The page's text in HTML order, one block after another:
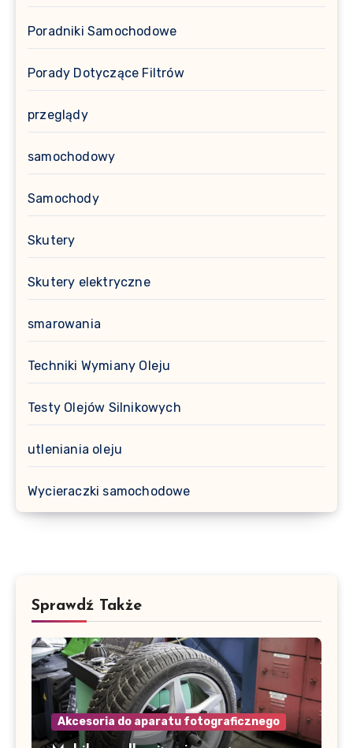
Poradniki Samochodowe
Porady Dotyczące Filtrów
przeglądy
samochodowy
Samochody
Skutery
Skutery elektryczne
smarowania
Techniki Wymiany Oleju
Testy Olejów Silnikowych
utleniania oleju
Wycieraczki samochodowe
Sprawdź Także
Akcesoria do aparatu fotograficznego